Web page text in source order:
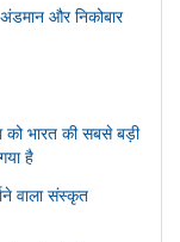
और निकोबार
भारत की सबसे बड़ी
है
वाला संस्कृत